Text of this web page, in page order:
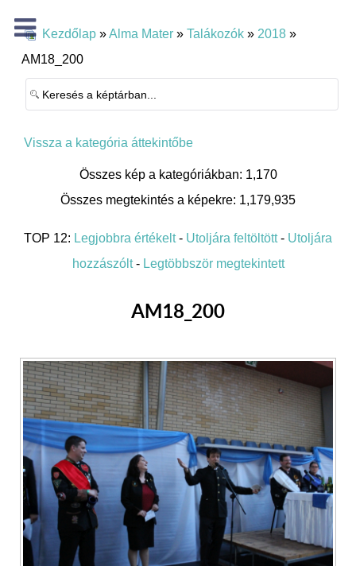
Kezdőlap »Alma Mater » Talákozók » 2018 »
AM18_200
Vissza a kategória áttekintőbe
Összes kép a kategóriákban: 1,170
Összes megtekintés a képekre: 1,179,935
TOP 12: Legjobbra értékelt- Utoljára feltöltött- Utoljára
hozzászólt- Legtöbbször megtekintett
AM18_200